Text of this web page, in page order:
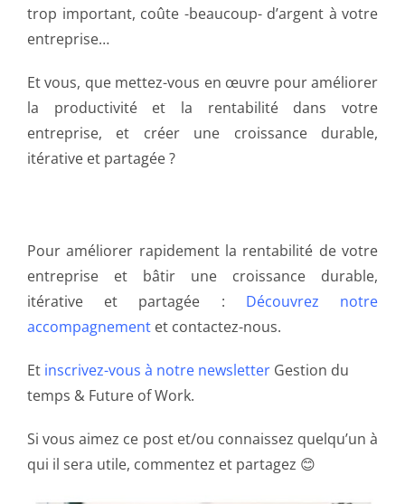
trop important, coûte -beaucoup- d’argent à votre
entreprise…
Et vous, que mettez-vous en œuvre pour améliorer
la productivité et la rentabilité dans votre
entreprise, et créer une croissance durable,
itérative et partagée ?
Pour améliorer rapidement la rentabilité de votre
entreprise et bâtir une croissance durable,
itérative et partagée : Découvrez notre
accompagnement et contactez-nous.
Et inscrivez-vous à notre newsletter Gestion du
temps & Future of Work.
Si vous aimez ce post et/ou connaissez quelqu’un à
qui il sera utile, commentez et partagez 😊